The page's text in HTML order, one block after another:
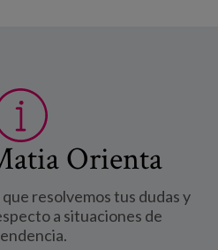
Orienta
resolvemos tus dudas y
a situaciones de